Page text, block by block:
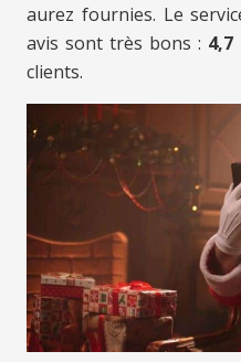
aurez fournies. Le
avis sont très bons :
clients.